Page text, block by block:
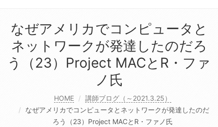
なぜアメリカでコンピュータと
ネットワークが発達したのだろ
う（23）Project MACとR・ファ
ノ氏
HOME
講師ブログ（～2021.3.25）
なぜアメリカでコンピュータとネットワークが発達したのだ
ろう（23）Project MACとR・ファノ氏